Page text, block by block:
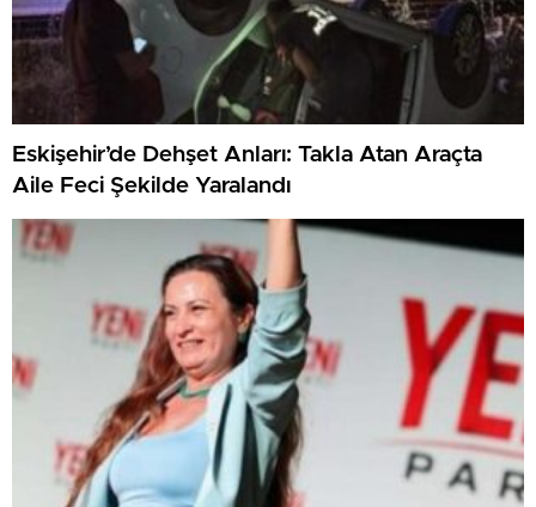
Eskişehir’de Dehşet Anları: Takla Atan Araçta
Aile Feci Şekilde Yaralandı